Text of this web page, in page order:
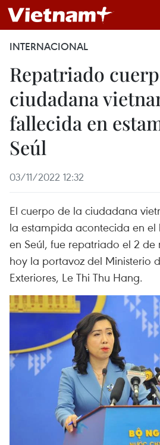
INTERNACIONAL
Repatriado
ciudadana
fallecida en
Seúl
03/11/2022 12:32
El cuerpo de la ciudadana
la estampida acontecida en
en Seúl, fue repatriado el 2
hoy la portavoz del Ministerio
Exteriores, Le Thi Thu Hang.